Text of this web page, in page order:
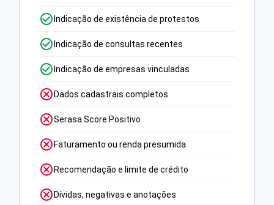
Indicação de existência de protestos
Indicação de consultas recentes
Indicação de empresas vinculadas
Dados cadastrais completos
Serasa Score Positivo
Faturamento ou renda presumida
Recomendação e limite de crédito
Dívidas, negativas e anotações